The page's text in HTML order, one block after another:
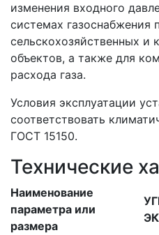
изменения входного
системах
сельскохозяйственных
объектов, а также для
расхода газа.
Условия эксплуатации
соответствовать
ГОСТ 15150.
Технические
Наименование
параметра или
размера
ЭК